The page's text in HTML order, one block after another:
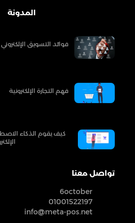
المدونة
فوائد التسويق الإلكتروني
فهم التجارة الإلكترونية
كيف يقوم الذكاء
تواصل معنا
6october
01001522197
info@meta-pos.net